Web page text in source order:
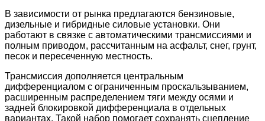
В зависимости от рынка предлагаются бензиновые,
дизельные и гибридные силовые установки. Они
работают в связке с автоматическими трансмиссиями и
полным приводом, рассчитанным на асфальт, снег, грунт,
песок и пересеченную местность.
Трансмиссия дополняется центральным
дифференциалом с ограниченным проскальзыванием,
расширенным распределением тяги между осями и
задней блокировкой дифференциала в отдельных
вариантах. Такой набор помогает сохранять сцепление